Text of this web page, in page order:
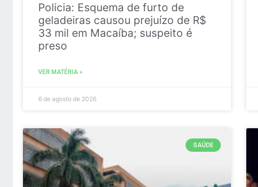
Policia: Esquema de furto de
geladeiras causou prejuízo de R$
33 mil em Macaíba; suspeito é
preso
VER MATÉRIA »
6 de agosto de 2026
SAÚDE